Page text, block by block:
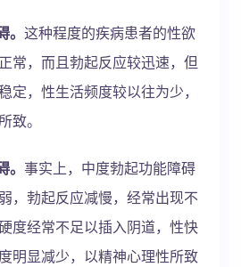
这种程度的疾病患者的性欲
常，而且勃起反应较迅速，但
定，性生活频度较以往为少，
致。
事实上，中度勃起功能障碍
，勃起反应减慢，经常出现不
度经常不足以插入阴道，性快
明显减少，以精神心理性所致